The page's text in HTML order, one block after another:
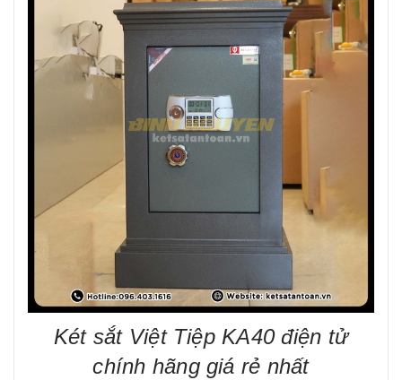
Két sắt Việt Tiệp KA40 điện tử
chính hãng giá rẻ nhất